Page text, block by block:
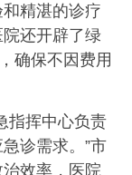
精湛的诊疗
还开辟了绿
确保不因费用
指挥中心负责
诊需求。”市
效率，医院